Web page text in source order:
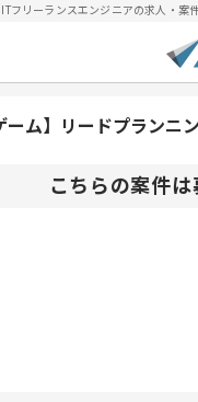
ITフリーランスエンジニアの求人・
ーム】リードプランニ
こちらの案件